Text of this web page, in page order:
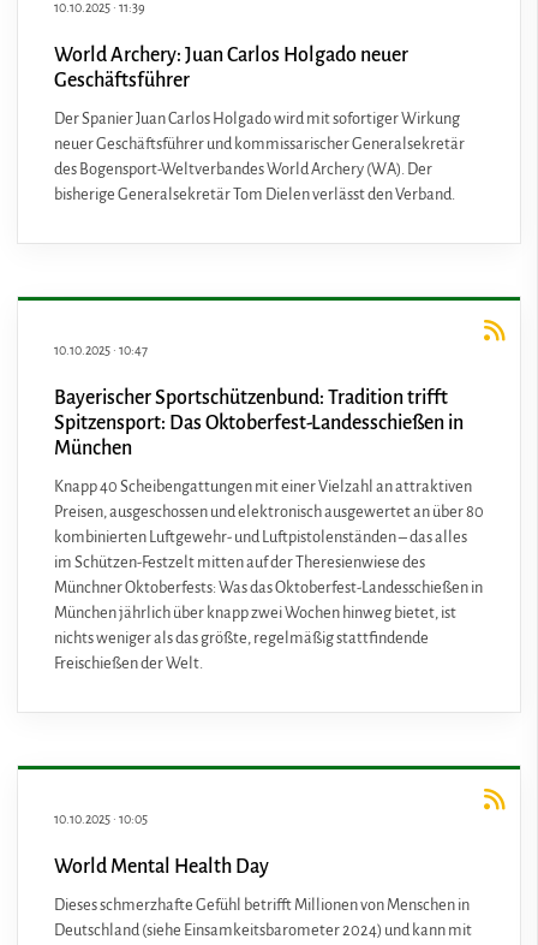
10.10.2025 · 11:39
World Archery: Juan Carlos Holgado neuer
Geschäftsführer
Der Spanier Juan Carlos Holgado wird mit sofortiger Wirkung
neuer Geschäftsführer und kommissarischer Generalsekretär
des Bogensport-Weltverbandes World Archery (WA). Der
bisherige Generalsekretär Tom Dielen verlässt den Verband.
10.10.2025 · 10:47
Bayerischer Sportschützenbund: Tradition trifft
Spitzensport: Das Oktoberfest-Landesschießen in
München
Knapp 40 Scheibengattungen mit einer Vielzahl an attraktiven
Preisen, ausgeschossen und elektronisch ausgewertet an über 80
kombinierten Luftgewehr- und Luftpistolenständen – das alles
im Schützen-Festzelt mitten auf der Theresienwiese des
Münchner Oktoberfests: Was das Oktoberfest-Landesschießen in
München jährlich über knapp zwei Wochen hinweg bietet, ist
nichts weniger als das größte, regelmäßig stattfindende
Freischießen der Welt.
10.10.2025 · 10:05
World Mental Health Day
Dieses schmerzhafte Gefühl betrifft Millionen von Menschen in
Deutschland (siehe Einsamkeitsbarometer 2024) und kann mit